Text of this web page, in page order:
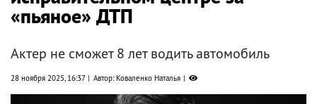
«пьяное» ДТП
Актер не сможет 8 лет водить автомобиль
28 ноября 2025, 16:37 Автор: Коваленко Наталья